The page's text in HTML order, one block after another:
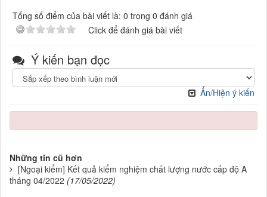
Tổng số điểm của bài viết là: 0 trong 0 đánh giá
Click để đánh giá bài viết
Ý kiến bạn đọc
Ẩn/Hiện ý kiến
Những tin cũ hơn
[Ngoại kiểm] Kết quả kiểm nghiệm chất lượng nước cấp độ A
tháng 04/2022 (17/05/2022)